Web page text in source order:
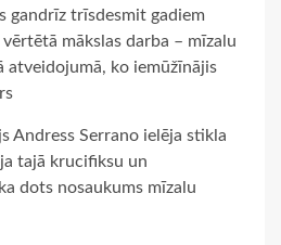
gandrīz trīsdesmit gadiem
mākslas darba – mīzalu
atveidojumā, ko iemūžīnājis
Andress Serrano ielēja stikla
tajā krucifiksu un
dots nosaukums mīzalu